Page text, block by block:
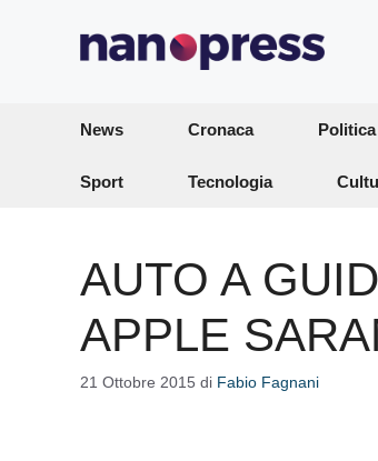
News Cronaca Politica
Sport Tecnologia
AUTO A
APPLE
21 Ottobre 2015 di Fabio Fagnani